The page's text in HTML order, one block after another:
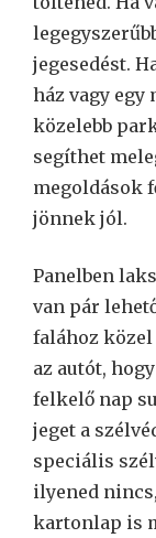
jegesedést.
ház vagy
közelebb
segíthet
megoldások
jönnek jól.
Panelben
van pár
falához
az autót,
felkelő nap
jeget a
speciális
ilyened
kartonlap is